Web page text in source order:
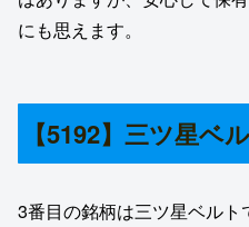
にも思えます。
【5192】三ツ星ベ
3番目の銘柄は三ツ星ベル